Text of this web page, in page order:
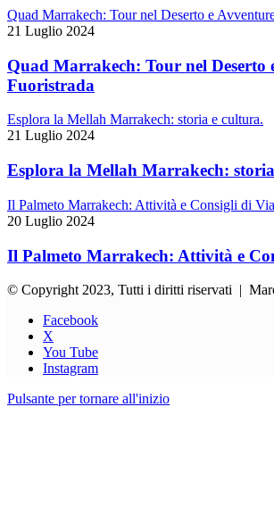
Quad Marrakech: Tour nel Deserto e
21 Luglio 2024
Quad Marrakech: Tour nel Deserto
Fuoristrada
Esplora la Mellah Marrakech: storia e cultura.
21 Luglio 2024
Esplora la Mellah Marrakech:
Il Palmeto Marrakech: Attività e Consigli di
20 Luglio 2024
Il Palmeto Marrakech: Attività e
© Copyright 2023, Tutti i diritti riservati |
Facebook
X
You Tube
Instagram
Pulsante per tornare all'inizio